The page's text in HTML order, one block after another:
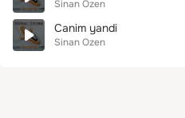
Sinan Ozen
Canim yandi
Sinan Ozen